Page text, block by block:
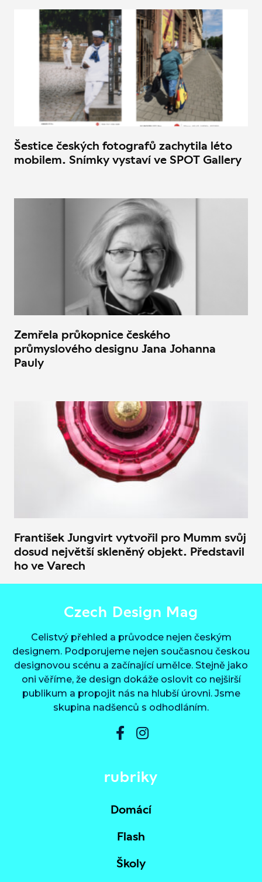
Šestice českých fotografů zachytila léto
mobilem. Snímky vystaví ve SPOT Gallery
Zemřela průkopnice českého
průmyslového designu Jana Johanna
Pauly
František Jungvirt vytvořil pro Mumm svůj
dosud největší skleněný objekt. Představil
ho ve Varech
Czech Design Mag
Celistvý přehled a průvodce nejen českým
designem. Podporujeme nejen současnou českou
designovou scénu a začínající umělce. Stejně jako
oni věříme, že design dokáže oslovit co nejširší
publikum a propojit nás na hlubší úrovni. Jsme
skupina nadšenců s odhodláním.
rubriky
Domácí
Flash
Školy